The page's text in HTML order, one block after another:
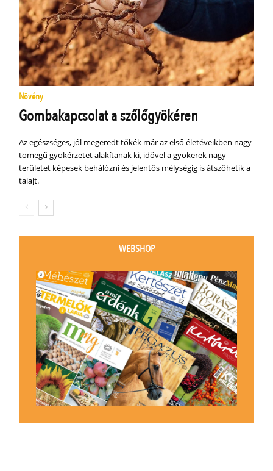
Növény
Gombakapcsolat a szőlőgyökéren
Az egészséges, jól megeredt tőkék már az első életéveikben nagy
tömegű gyökérzetet alakítanak ki, idővel a gyökerek nagy
területet képesek behálózni és jelentős mélységig is átszőhetik a
talajt.
WEBSHOP